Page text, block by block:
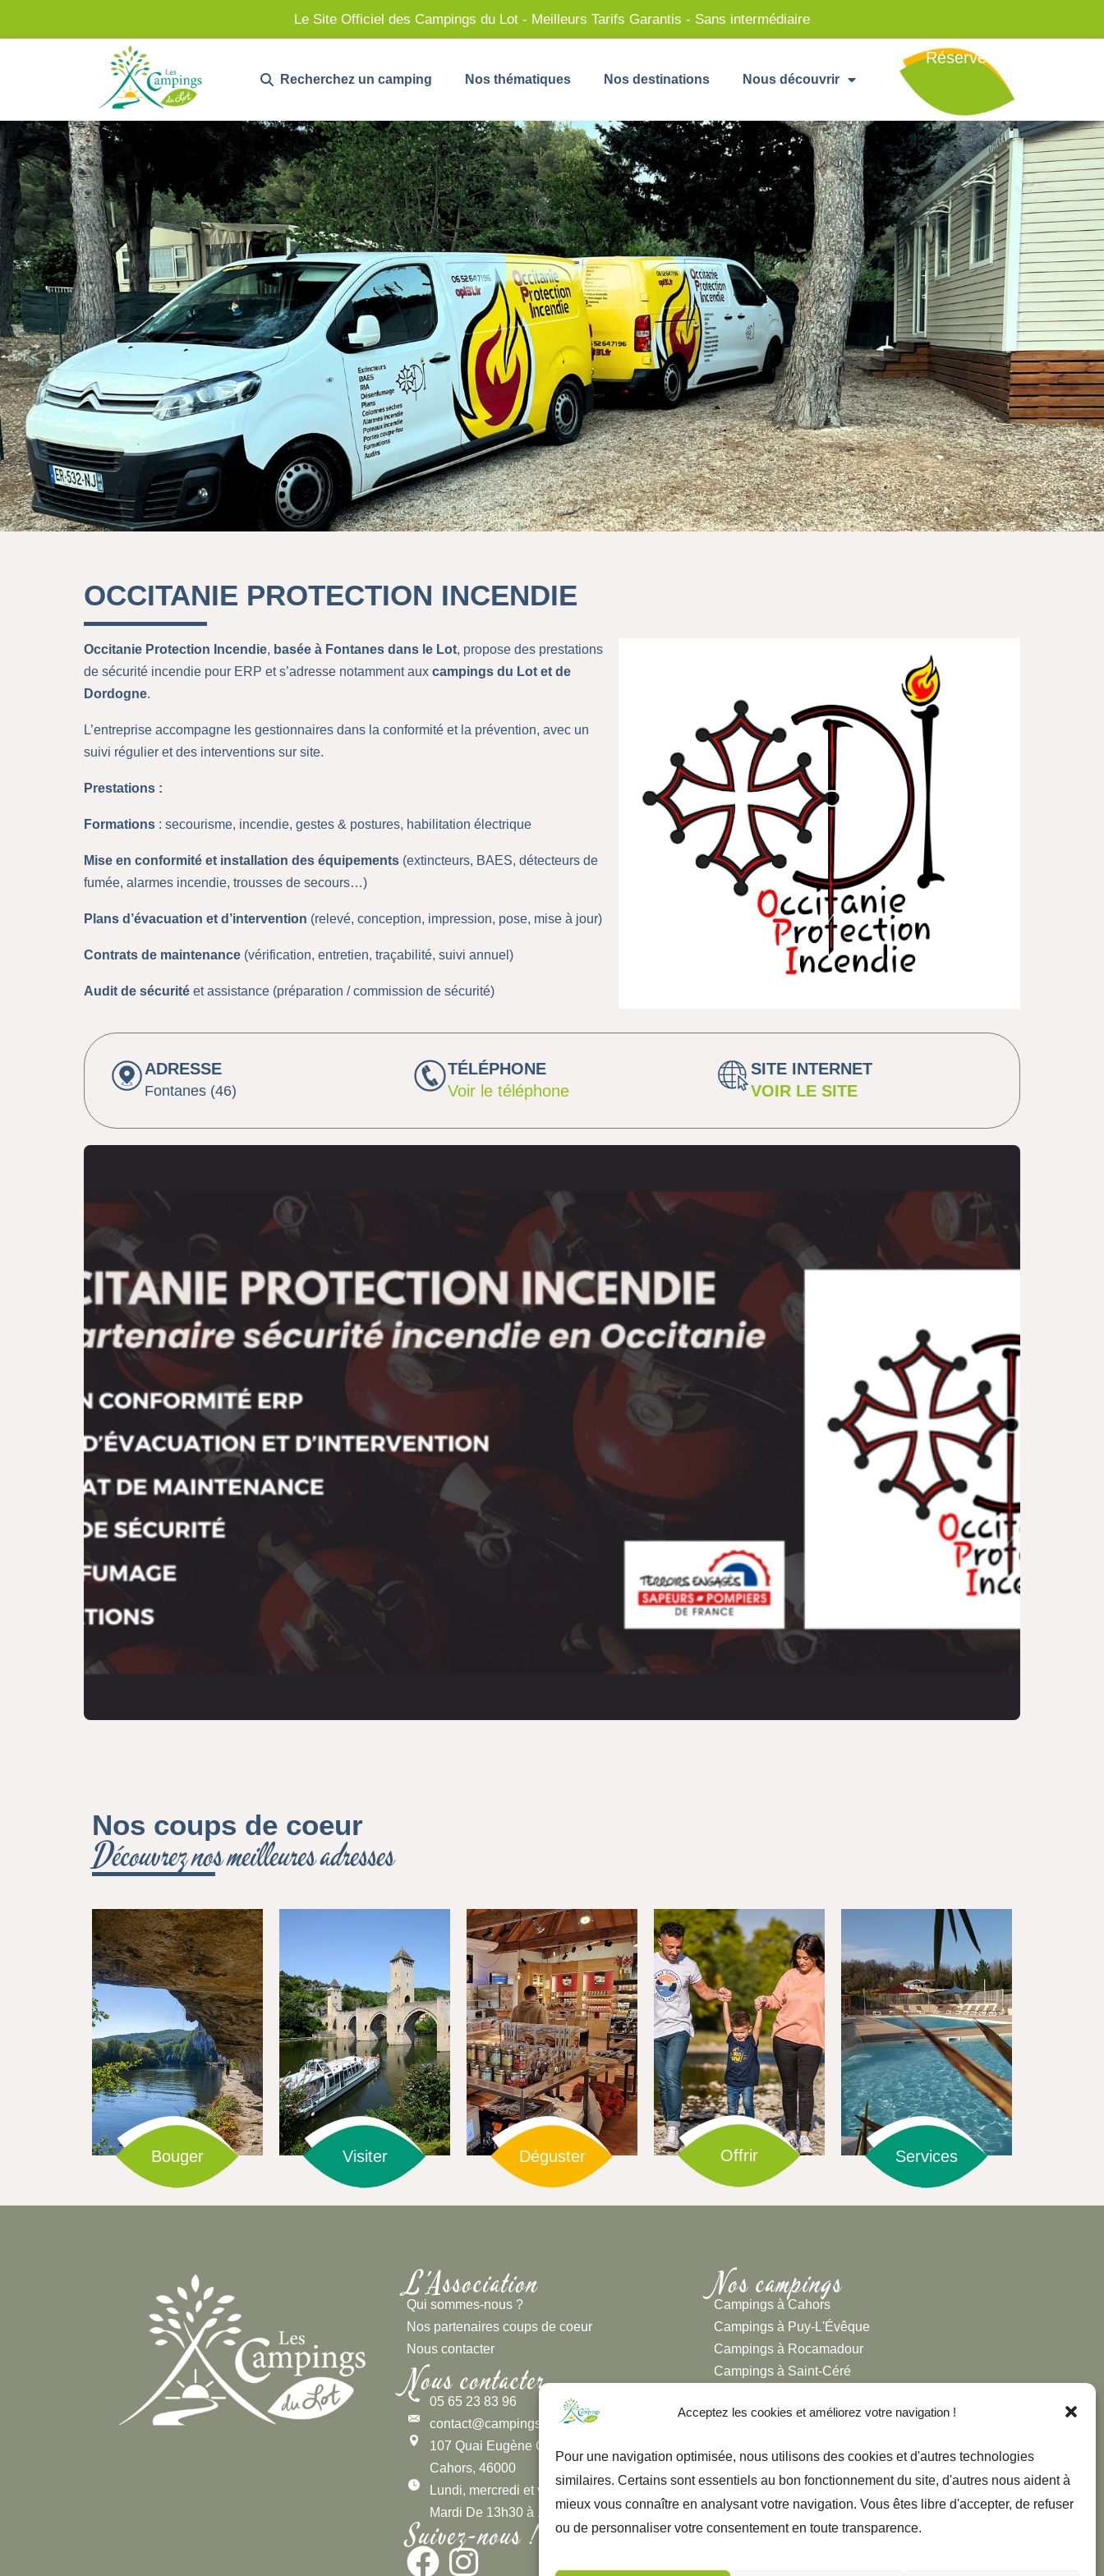
Acceptez les cookies et améliorez votre navigation !
Pour une navigation optimisée, nous utilisons des cookies et d'autres technologies
similaires. Certains sont essentiels au bon fonctionnement du site, d'autres nous aident à
mieux vous connaître en analysant votre navigation. Vous êtes libre d'accepter, de refuser
ou de personnaliser votre consentement en toute transparence.
Le Site Officiel des Campings du Lot - Meilleurs Tarifs Garantis - Sans intermédiaire
Recherchez un camping Nos thématiques Nos destinations Nous découvrir
Réserver
OCCITANIE PROTECTION INCENDIE
Occitanie Protection Incendie, basée à Fontanes dans le Lot, propose des prestations
de sécurité incendie pour ERP et s’adresse notamment aux campings du Lot et de
Dordogne.
L’entreprise accompagne les gestionnaires dans la conformité et la prévention, avec un
suivi régulier et des interventions sur site.
Prestations :
Formations : secourisme, incendie, gestes & postures, habilitation électrique
Mise en conformité et installation des équipements (extincteurs, BAES, détecteurs de
fumée, alarmes incendie, trousses de secours…)
Plans d’évacuation et d’intervention (relevé, conception, impression, pose, mise à jour)
Contrats de maintenance (vérification, entretien, traçabilité, suivi annuel)
Audit de sécurité et assistance (préparation / commission de sécurité)
ADRESSE
Fontanes (46)
TÉLÉPHONE
Voir le téléphone
SITE INTERNET
VOIR LE SITE
Nos coups de coeur
Découvrez nos meilleures adresses
Bouger Visiter Déguster Offrir Services
L'Association
Qui sommes-nous ?
Nos partenaires coups de coeur
Nous contacter
Nous contacter
05 65 23 83 96
contact@campingslot.com
107 Quai Eugène Cavaignac,
Cahors, 46000
Lundi, mercredi et vendredi de 8h30 à 12h30
Mardi De 13h30 à 16h30
Suivez-nous !
Nos campings
Campings à Cahors
Campings à Puy-L'Évêque
Campings à Rocamadour
Campings à Saint-Céré
Campings dans le Quercy Blanc
Campings à Figeac
Campings dans la Vallée de la Dordogne
Campings dans la Vallée du Lot
Campings dans la Vallée du Célé